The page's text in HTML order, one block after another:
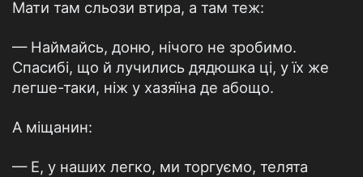
Мати там сльози втира, а там теж:
— Наймайсь, доню, нічого не зробимо.
Спасибі, що й лучились дядюшка ці, у їх же
легше-таки, ніж у хазяїна де абощо.
А міщанин:
— Е, у наших легко, ми торгуємо, телята